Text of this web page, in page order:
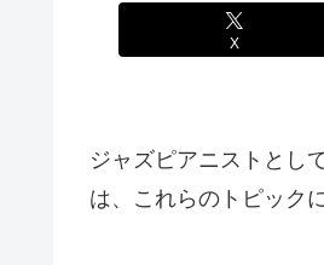
X
ジャズピアニストとし
は、これらのトピック